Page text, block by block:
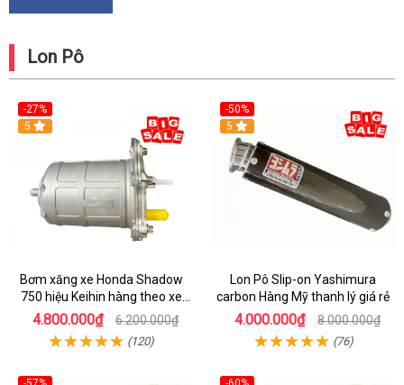
Lon Pô
-27%
5
Bơm xăng xe Honda Shadow
750 hiệu Keihin hàng theo xe
chính hiệu
4.800.000₫ 6.200.000₫
(120)
-50%
5
Lon Pô Slip-on Yashimura
carbon Hàng Mỹ thanh lý giá rẻ
4.000.000₫ 8.000.000₫
(76)